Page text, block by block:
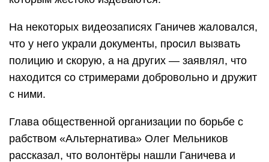
На некоторых видеозаписях Ганичев жаловался,
что у него украли документы, просил вызвать
полицию и скорую, а на других — заявлял, что
находится со стримерами добровольно и дружит
с ними.
Глава общественной организации по борьбе с
рабством «Альтернатива» Олег Мельников
рассказал, что волонтёры нашли Ганичева и